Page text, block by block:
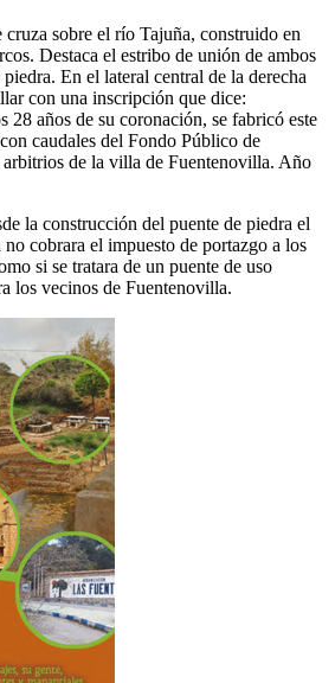
cruza sobre el río Tajuña, construido en
Destaca el estribo de unión de ambos
En el lateral central de la derecha
con una inscripción que dice:
años de su coronación, se fabricó este
caudales del Fondo Público de
de la villa de Fuentenovilla. Año
la construcción del puente de piedra el
cobrara el impuesto de portazgo a los
si se tratara de un puente de uso
los vecinos de Fuentenovilla.